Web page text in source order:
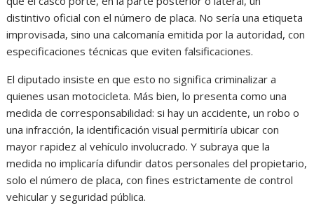
distintivo oficial con el número de placa. No sería una etiqueta
improvisada, sino una calcomanía emitida por la autoridad, con
especificaciones técnicas que eviten falsificaciones.
El diputado insiste en que esto no significa criminalizar a
quienes usan motocicleta. Más bien, lo presenta como una
medida de corresponsabilidad: si hay un accidente, un robo o
una infracción, la identificación visual permitiría ubicar con
mayor rapidez al vehículo involucrado. Y subraya que la
medida no implicaría difundir datos personales del propietario,
solo el número de placa, con fines estrictamente de control
vehicular y seguridad pública.